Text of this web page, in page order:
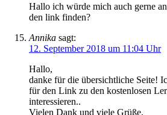
Hallo ich würde mich auch gerne
den link finden?
Annika sagt:
12. September 2018 um 11:04 Uhr
Hallo,
danke für die übersichtliche Seite!
für den Link zu den kostenlosen
interessieren..
Vielen Dank und viele Grüße,